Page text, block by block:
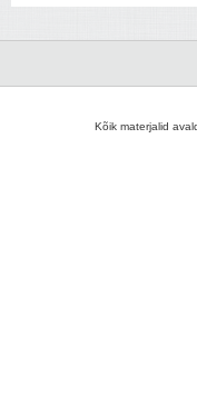
Kõik materjalid